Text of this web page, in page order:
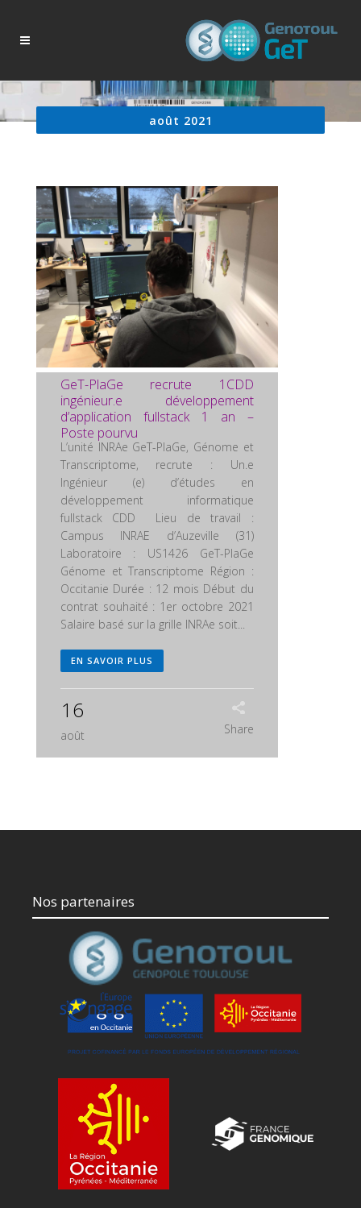
août 2021
GeT-PlaGe recrute 1CDD
ingénieur.e développement
d’application fullstack 1 an –
Poste pourvu
L’unité INRAe GeT-PlaGe, Génome et
Transcriptome, recrute : Un.e
Ingénieur (e) d’études en
développement informatique
fullstack CDD Lieu de travail :
Campus INRAE d’Auzeville (31)
Laboratoire : US1426 GeT-PlaGe
Génome et Transcriptome Région :
Occitanie Durée : 12 mois Début du
contrat souhaité : 1er octobre 2021
Salaire basé sur la grille INRAe soit...
EN SAVOIR PLUS
16
août Share
Nos partenaires